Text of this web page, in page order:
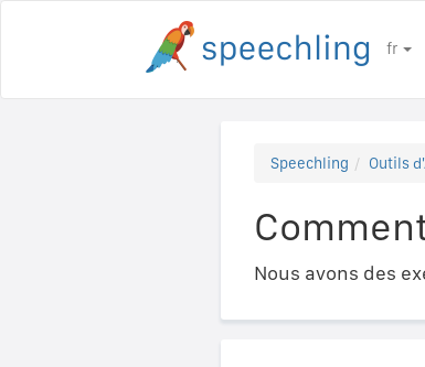
fr
Speechling Outils
Nous avons des